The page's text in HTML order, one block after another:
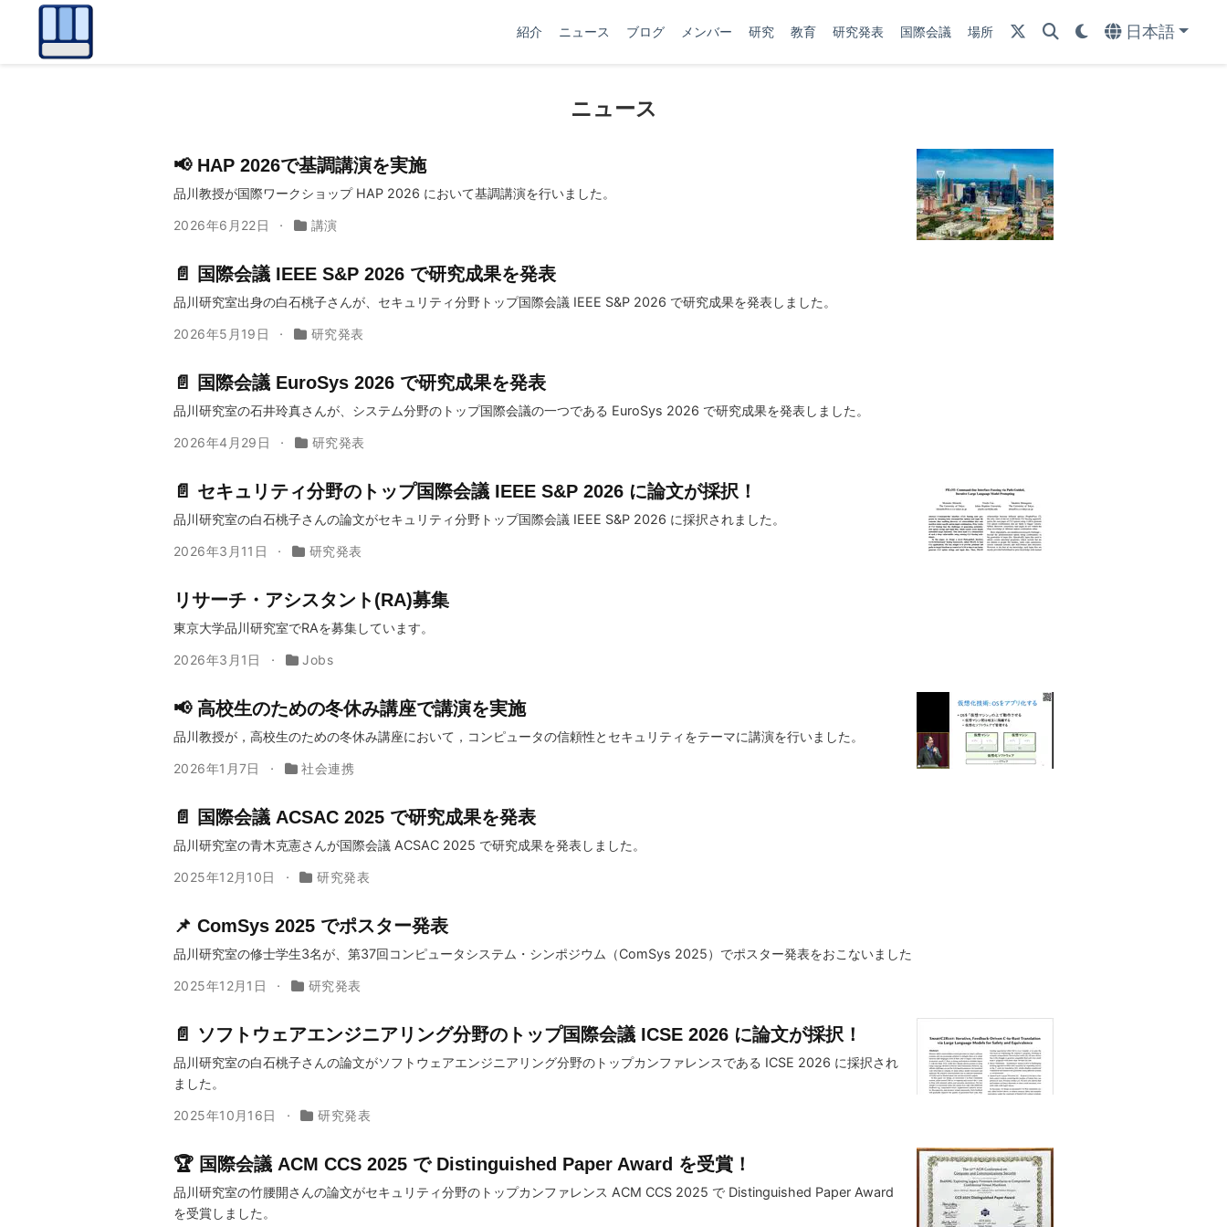
紹介 ニュース ブログ メンバー 研究 教育 研究発表 国際会議 場所 日本語
ニュース
📢 HAP 2026で基調講演を実施
品川教授が国際ワークショップ HAP 2026 において基調講演を行いました。
2026年6月22日 講演
📄 国際会議 IEEE S&P 2026 で研究成果を発表
品川研究室出身の白石桃子さんが、セキュリティ分野トップ国際会議 IEEE S&P 2026 で研究成果を発表しました。
2026年5月19日 研究発表
📄 国際会議 EuroSys 2026 で研究成果を発表
品川研究室の石井玲真さんが、システム分野のトップ国際会議の一つである EuroSys 2026 で研究成果を発表しました。
2026年4月29日 研究発表
📄 セキュリティ分野のトップ国際会議 IEEE S&P 2026 に論文が採択！
品川研究室の白石桃子さんの論文がセキュリティ分野トップ国際会議 IEEE S&P 2026 に採択されました。
2026年3月11日 研究発表
リサーチ・アシスタント(RA)募集
東京大学品川研究室でRAを募集しています。
2026年3月1日 Jobs
📢 高校生のための冬休み講座で講演を実施
品川教授が，高校生のための冬休み講座において，コンピュータの信頼性とセキュリティをテーマに講演を行いました。
2026年1月7日 社会連携
📄 国際会議 ACSAC 2025 で研究成果を発表
品川研究室の青木克憲さんが国際会議 ACSAC 2025 で研究成果を発表しました。
2025年12月10日 研究発表
📌 ComSys 2025 でポスター発表
品川研究室の修士学生3名が、第37回コンピュータシステム・シンポジウム（ComSys 2025）でポスター発表をおこないました
2025年12月1日 研究発表
📄 ソフトウェアエンジニアリング分野のトップ国際会議 ICSE 2026 に論文が採択！
品川研究室の白石桃子さんの論文がソフトウェアエンジニアリング分野のトップカンファレンスである ICSE 2026 に採択され
ました。
2025年10月16日 研究発表
🏆 国際会議 ACM CCS 2025 で Distinguished Paper Award を受賞！
品川研究室の竹腰開さんの論文がセキュリティ分野のトップカンファレンス ACM CCS 2025 で Distinguished Paper Award
を受賞しました。